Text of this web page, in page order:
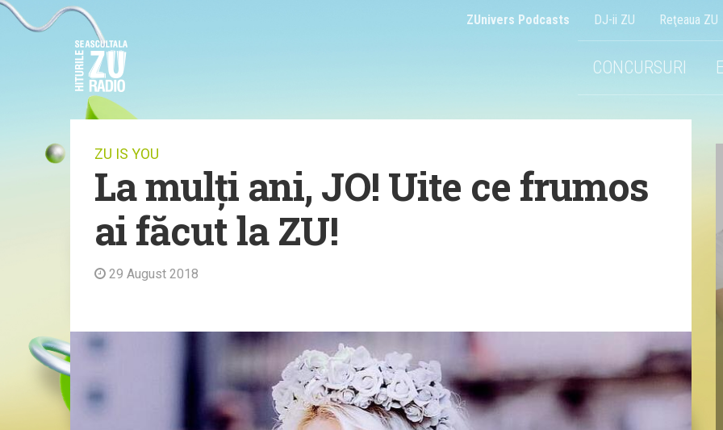
ZUnivers Podcasts DJ-ii ZU Reţeaua ZU
CONCURSURI
ZU IS YOU
La mulți ani, JO! Uite ce frumos
ai făcut la ZU!
29 August 2018